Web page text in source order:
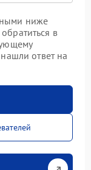
ниже
в
ответ на